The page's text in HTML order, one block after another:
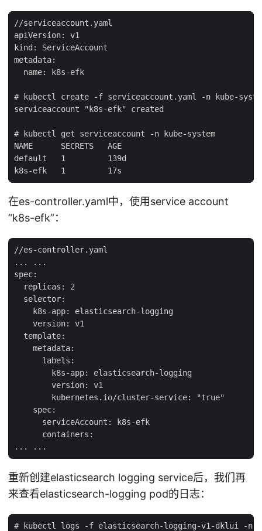
//serviceaccount.yaml
apiVersion: v1
kind: ServiceAccount
metadata:
  name: k8s-efk
# kubectl create -f serviceaccount.yaml -n kube-
serviceaccount "k8s-efk" created
# kubectl get serviceaccount -n kube-system
NAME      SECRETS   AGE
default   1         139d
在es-controller.yaml中，使用service account
“k8s-efk”：
//es-controller.yaml
... ...
spec:
  replicas: 2
  selector:
    k8s-app: elasticsearch-logging
    version: v1
  template:
    metadata:
      labels:
        k8s-app: elasticsearch-logging
        version: v1
        kubernetes.io/cluster-service: "true"
    spec:
      serviceAccount: k8s-efk
      containers:
重新创建elasticsearch logging service后，我们再
来查看elasticsearch-logging pod的日志：
# kubectl logs -f elasticsearch-logging-v1-dklui -n